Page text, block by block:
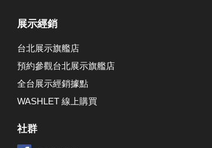
展示經銷
台北展示旗艦店
預約參觀台北展示旗艦店
全台展示經銷據點
WASHLET 線上購買
社群